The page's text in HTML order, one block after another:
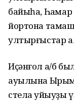
байыһа,
йортона
ултырғыстар
Иҫәнғол а/б
ауылына
стела ҡуйыуҙы